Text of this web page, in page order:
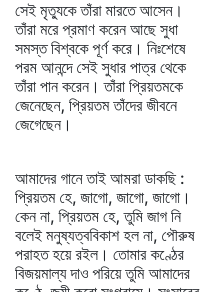
সেই মৃত্যুকে তাঁরা মারতে আসেন।
তাঁরা মরে প্রমাণ করেন আছে সুধা
সমস্ত বিশ্বকে পূর্ণ করে। নিঃশেষে
পরম আনন্দে সেই সুধার পাত্র থেকে
তাঁরা পান করেন। তাঁরা প্রিয়তমকে
জেনেছেন, প্রিয়তম তাঁদের জীবনে
জেগেছেন।
আমাদের গানে তাই আমরা ডাকছি :
প্রিয়তম হে, জাগো, জাগো, জাগো।
কেন না, প্রিয়তম হে, তুমি জাগ নি
বলেই মনুষ্যত্ববিকাশ হল না, পৌরুষ
পরাহত হয়ে রইল। তোমার কণ্ঠের
বিজয়মাল্য দাও পরিয়ে তুমি আমাদের